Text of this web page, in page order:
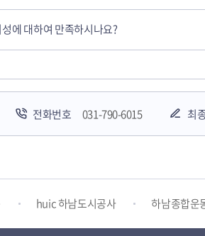
에 대하여 만족하시나요?
전화번호 031-790-6015 최
huic 하남도시공사 하남종합운